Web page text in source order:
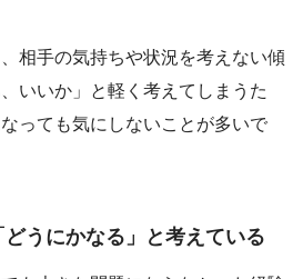
相手の気持ちや状況を考えない傾
いいか」と軽く考えてしまうた
っても気にしないことが多いで
うにかなる」と考えている